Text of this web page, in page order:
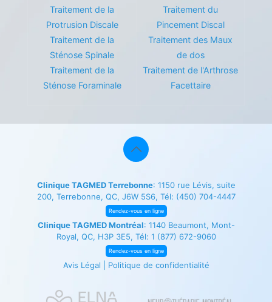
Traitement de la
Protrusion Discale
Traitement de la
Sténose Spinale
Traitement de la
Sténose Foraminale
Traitement du
Pincement Discal
Traitement des Maux
de dos
Traitement de l'Arthrose
Facettaire
Clinique TAGMED Terrebonne: 1150 rue Lévis, suite
200, Terrebonne, QC, J6W 5S6, Tél: (450) 704-4447
Rendez-vous en ligne
Clinique TAGMED Montréal: 1140 Beaumont, Mont-
Royal, QC, H3P 3E5, Tél: 1 (877) 672-9060
Rendez-vous en ligne
Avis Légal Politique de confidentialité